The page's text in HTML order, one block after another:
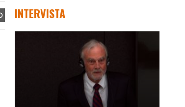
INTERVISTA